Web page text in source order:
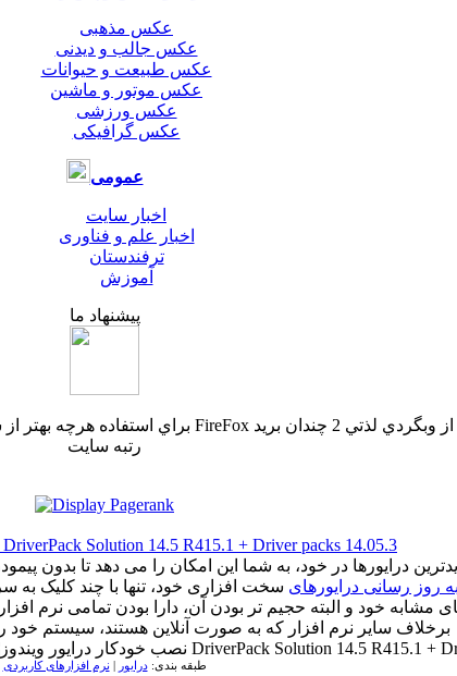
عکس مذهبی
عکس جالب و دیدنی
عکس طبیعت و حیوانات
عکس موتور و ماشین
عکس ورزشی
عکس گرافیکی
عمومی
اخبار سایت
اخبار علم و فناوری
ترفندستان
آموزش
پیشنهاد ما
رتبه سایت
نصب خودکار درایور ویندوز DriverPack Solution 14.5 R415.1 + Driver packs 14.05.3
به روز رسانی درایورهای سخت افزاری خود، تنها با چند کلیک به
مشابه خود و البته حجیم تر بودن آن، دارا بودن تمامی نرم
برخلاف سایر نرم افزار که به صورت آنلاین هستند، سیستم خود
طبقه بندی:درایور نرم افزارهای کاربردی